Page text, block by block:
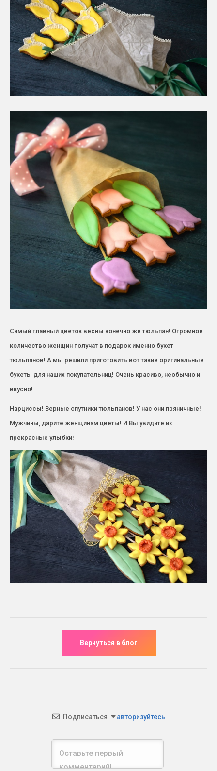
Самый главный цветок весны конечно же тюльпан! Огромное
количество женщин получат в подарок именно букет
тюльпанов! А мы решили приготовить вот такие оригинальные
букеты для наших покупательниц! Очень красиво, необычно и
вкусно!
Нарциссы! Верные спутники тюльпанов! У нас они пряничные!
Мужчины, дарите женщинам цветы! И Вы увидите их
прекрасные улыбки!
Подписаться авторизуйтесь